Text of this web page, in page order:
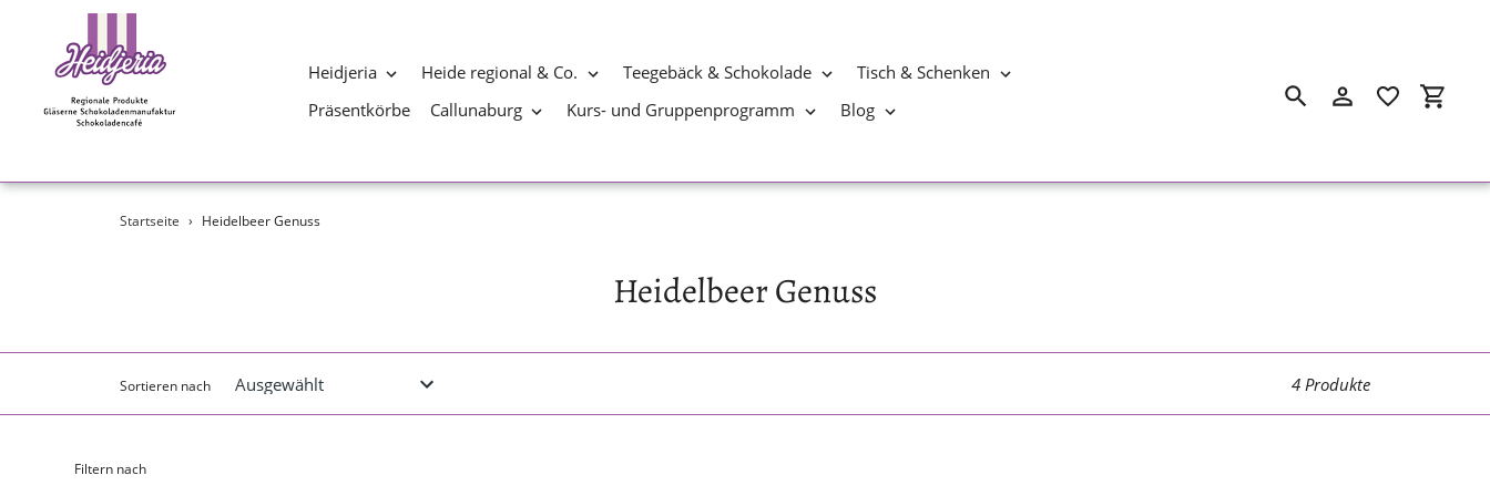
Heidjeria Heide regional & Co. Teegebäck & Schokolade
Tisch & Schenken
Präsentkörbe
Callunaburg Kurs- und Gruppenprogramm Blog SuchenEinloggen
Startseite › Heidelbeer Genuss
S
m
Heidelbeer Genuss
Sortieren nach 4 Produkte
Filtern nach